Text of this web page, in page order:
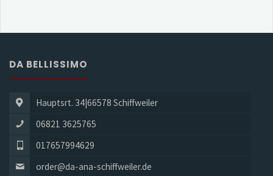
DA BELLISSIMO
Hauptsrt. 34|66578 Schiffweiler
06821 3625765
017657994629
order@da-ana-schiffweiler.de